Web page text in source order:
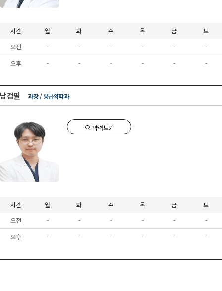
시간 월 화 수 목 금
토
오전
- - - - -
-
오후
- - - - - -
남검필 과장 / 응급의학과
약력보기
시간 월 화 수 목 금
토
오전
- - - - -
-
오후
- - - - - -